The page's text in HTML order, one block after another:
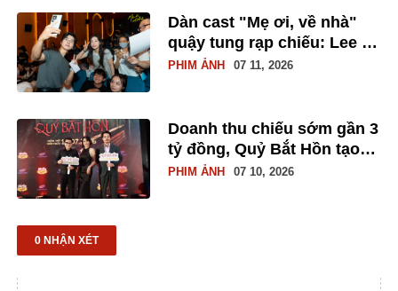
Dàn cast "Mẹ ơi, về nhà"
quậy tung rạp chiếu: Lee Yi
Kyung ghi điểm tuyệt đối,
PHIM ẢNH 07 11, 2026
Doanh thu chiếu sớm gần 3
tỷ đồng, Quỷ Bắt Hồn tạo
khởi đầu tích cực trước
PHIM ẢNH 07 10, 2026
0 NHẬN XÉT